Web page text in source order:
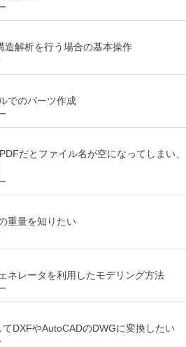
造解析を行う場合の基本操作
でのパーツ作成
だとファイル名が空になってしまい、
重量を知りたい
ネレータを利用したモデリング方法
てDXFやAutoCADのDWGに変換したい